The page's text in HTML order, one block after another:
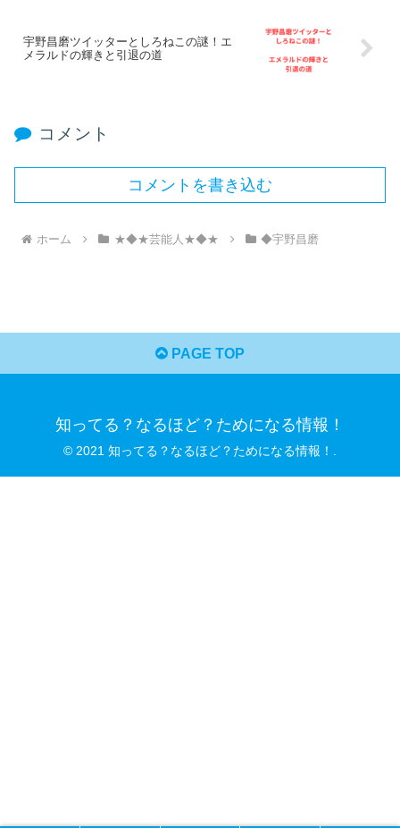
宇野昌磨ツイッターとしろねこの謎！エ
メラルドの輝きと引退の道
コメント
コメントを書き込む
ホーム ★◆★芸能人★◆★ ◆宇野昌磨
PAGE TOP
知ってる？なるほど？ためになる情報！
© 2021 知ってる？なるほど？ためになる情報！.